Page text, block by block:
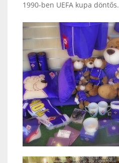
1990-ben UEFA kupa döntős.